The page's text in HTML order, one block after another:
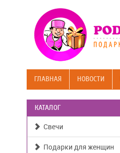
ГЛАВНАЯ НОВОСТИ
КАТАЛОГ
Свечи
Подарки для женщин